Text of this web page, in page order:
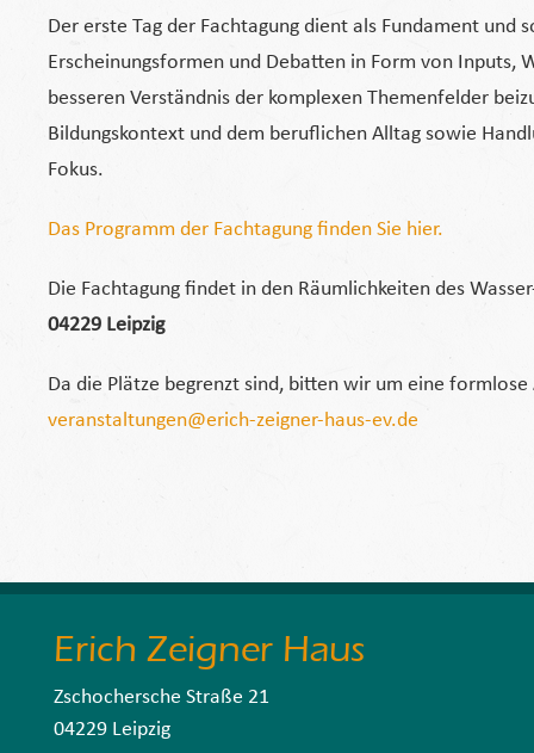
Der erste Tag der Fachtagung dient als Fundament
Erscheinungsformen und Debatten in Form von Inputs,
besseren Verständnis der komplexen Themenfelder
Bildungskontext und dem beruflichen Alltag sowie
Fokus.
Das Programm der Fachtagung finden Sie hier.
Die Fachtagung findet in den Räumlichkeiten des
04229 Leipzig
Da die Plätze begrenzt sind, bitten wir um eine formlose
veranstaltungen@erich-zeigner-haus-ev.de
Erich Zeigner Haus
Zschochersche Straße 21
04229 Leipzig